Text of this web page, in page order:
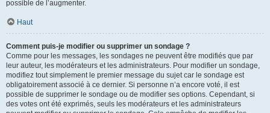
possible de l’augmenter.
Haut
Comment puis-je modifier ou supprimer un sondage ?
Comme pour les messages, les sondages ne peuvent être modifiés que par
leur auteur, les modérateurs et les administrateurs. Pour modifier un sondage,
modifiez tout simplement le premier message du sujet car le sondage est
obligatoirement associé à ce dernier. Si personne n’a encore voté, il est
possible de supprimer le sondage ou de modifier ses options. Cependant, si
des votes ont été exprimés, seuls les modérateurs et les administrateurs